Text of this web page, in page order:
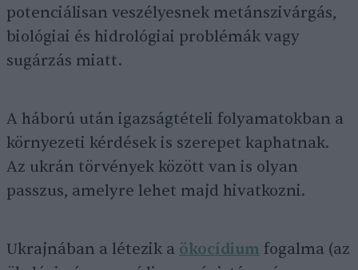
potenciálisan veszélyesnek metánszivárgás,
biológiai és hidrológiai problémák vagy
sugárzás miatt.
A háború után igazságtételi folyamatokban a
környezeti kérdések is szerepet kaphatnak.
Az ukrán törvények között van is olyan
passzus, amelyre lehet majd hivatkozni.
Ukrajnában a létezik a ökocídium fogalma (az